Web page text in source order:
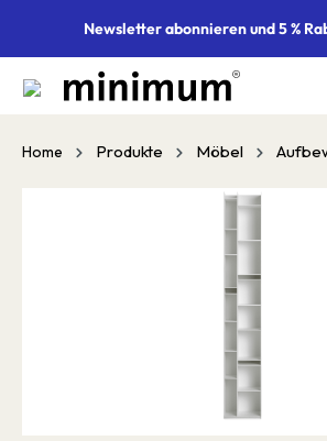
springenNewsletter abonnieren und 5 %
Home Produkte Möbel